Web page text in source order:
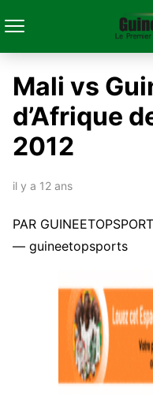
Mali vs
d’Afrique
2012
il y a 12 ans
PAR
— guineetopsports